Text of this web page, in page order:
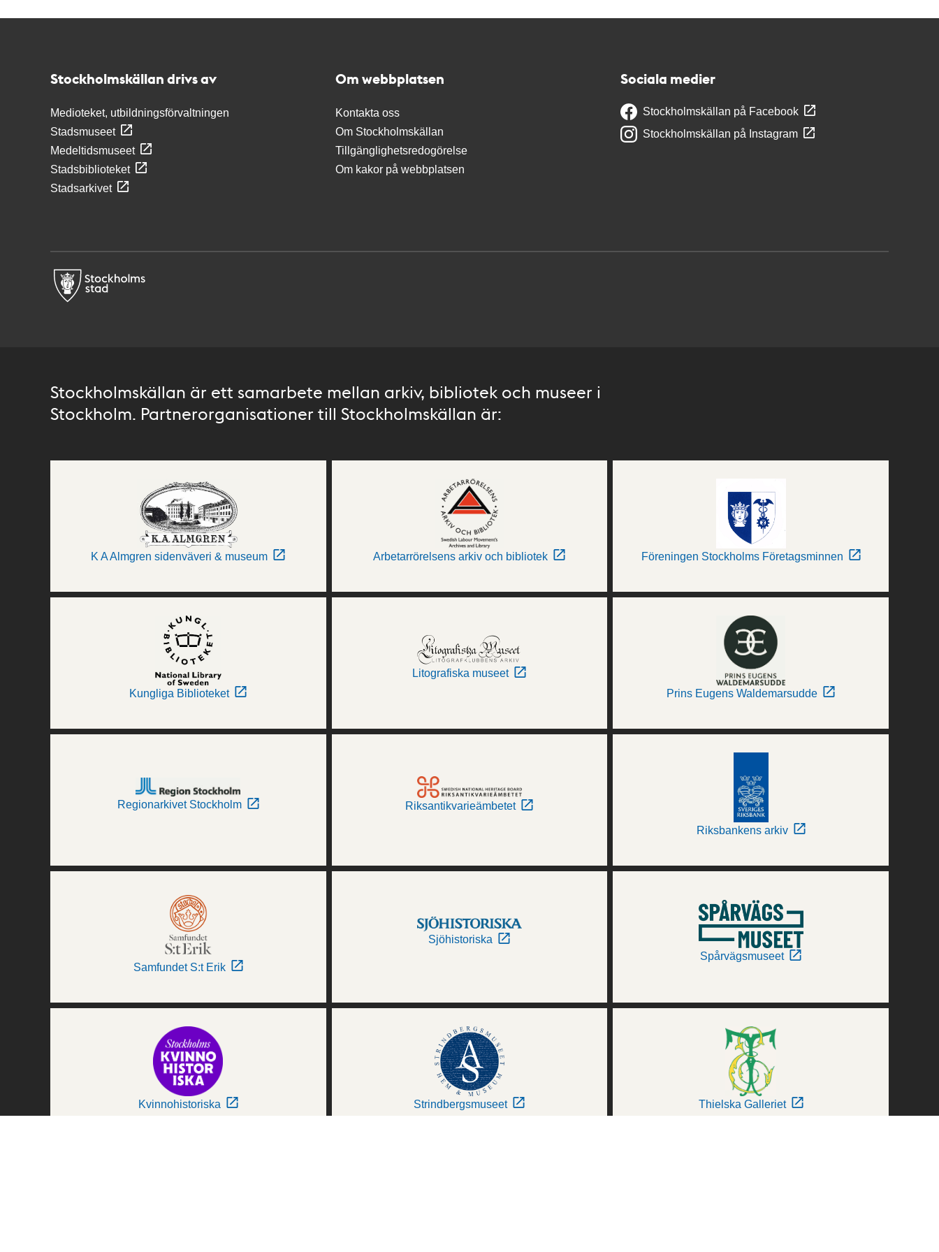
Stockholmskällan drivs av
Medioteket, utbildningsförvaltningen
Stadsmuseet
Medeltidsmuseet
Stadsbiblioteket
Stadsarkivet
Om webbplatsen
Kontakta oss
Om Stockholmskällan
Tillgänglighetsredogörelse
Om kakor på webbplatsen
Sociala medier
Stockholmskällan på Facebook
Stockholmskällan på Instagram
Stockholmskällan är ett samarbete mellan arkiv, bibliotek och museer i
Stockholm. Partnerorganisationer till Stockholmskällan är:
K A Almgren sidenväveri & museum Arbetarrörelsens arkiv och bibliotek Föreningen Stockholms Företagsminnen
Kungliga Biblioteket
Litografiska museet
Prins Eugens Waldemarsudde
Regionarkivet Stockholm Riksantikvarieämbetet
Riksbankens arkiv
Samfundet S:t Erik
Sjöhistoriska
Spårvägsmuseet
Kvinnohistoriska Strindbergsmuseet Thielska Galleriet